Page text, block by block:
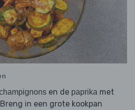
en de paprika met
in een grote kookpan